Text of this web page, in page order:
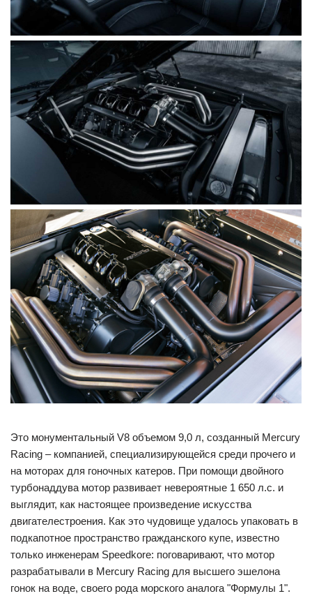
Это монументальный V8 объемом 9,0 л, созданный Mercury
Racing – компанией, специализирующейся среди прочего и
на моторах для гоночных катеров. При помощи двойного
турбонаддува мотор развивает невероятные 1 650 л.с. и
выглядит, как настоящее произведение искусства
двигателестроения. Как это чудовище удалось упаковать в
подкапотное пространство гражданского купе, известно
только инженерам Speedkore: поговаривают, что мотор
разрабатывали в Mercury Racing для высшего эшелона
гонок на воде, своего рода морского аналога "Формулы 1".